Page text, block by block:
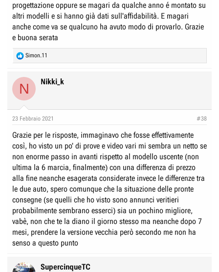
progettazione oppure se magari da qualche anno é montato su
altri modelli e si hanno già dati sull'affidabilità. E magari
anche come va se qualcuno ha avuto modo di provarlo. Grazie
e buona serata
R
e
t
s
Simon.11
N Nikki_k
23 Febbraio 2021 #38
Grazie per le risposte, immaginavo che fosse effettivamente
così, ho visto un po' di prove e video vari mi sembra un netto se
non enorme passo in avanti rispetto al modello uscente (non
ultima la 6 marcia, finalmente) con una differenza di prezzo
alla fine neanche esagerata considerate invece le differenze tra
le due auto, spero comunque che la situazione delle pronte
consegne (se quelli che ho visto sono annunci veritieri
probabilmente sembrano esserci) sia un pochino migliore,
vabè, non che te la diano il giorno stesso ma neanche dopo 7
mesi, prendere la versione vecchia però secondo me non ha
senso a questo punto
SupercinqueTC